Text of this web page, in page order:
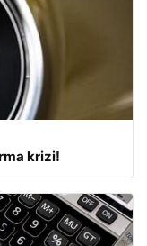
krizi!